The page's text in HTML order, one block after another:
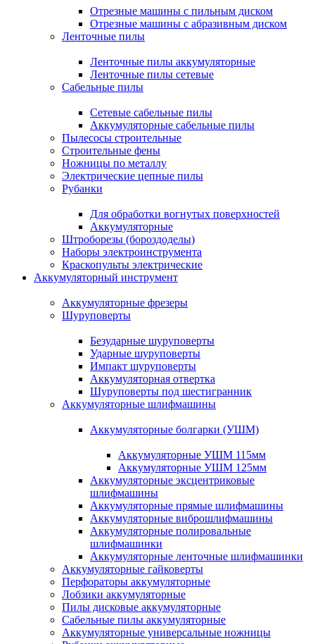
Отрезные машины с пильным диском
Отрезные машины с абразивным диском
Ленточные пилы
Ленточные пилы аккумуляторные
Ленточные пилы сетевые
Сабельные пилы
Сетевые сабельные пилы
Аккумуляторные сабельные пилы
Пылесосы строительные
Строительные фены
Ножницы по металлу
Электрические цепные пилы
Рубанки
Для обработки вогнутых поверхностей
Аккумуляторные
Штроборезы (бороздоделы)
Наборы электроинструмента
Краскопульты электрические
Аккумуляторный инструмент
Аккумуляторные фрезеры
Шуруповерты
Безударные шуруповерты
Ударные шуруповерты
Импакт шуруповерты
Аккумуляторная отвертка
Шуруповерты под шестигранник
Аккумуляторные шлифмашины
Аккумуляторные болгарки (УШМ)
Аккумуляторные УШМ 115мм
Аккумуляторные УШМ 125мм
Аккумуляторные эксцентриковые
шлифмашины
Аккумуляторные прямые шлифмашины
Аккумуляторные виброшлифмашины
Аккумуляторные полировальные
шлифмашинки
Аккумуляторные ленточные шлифмашинки
Аккумуляторные гайковерты
Перфораторы аккумуляторные
Лобзики аккумуляторные
Пилы дисковые аккумуляторные
Сабельные пилы аккумуляторные
Аккумуляторные универсальные ножницы